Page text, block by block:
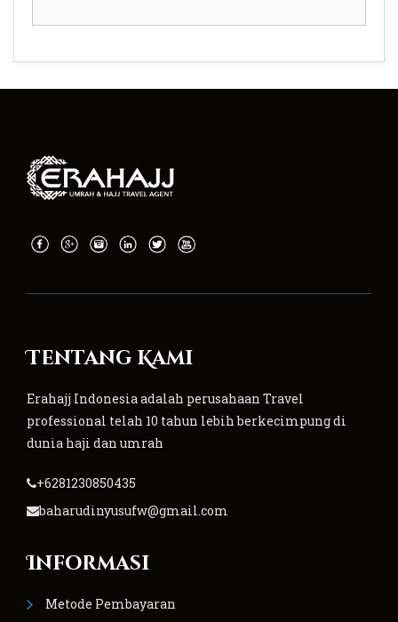
Tentang Kami
Erahajj Indonesia adalah perusahaan Travel
professional telah 10 tahun lebih berkecimpung di
dunia haji dan umrah
+6281230850435
baharudinyusufw@gmail.com
Informasi
Metode Pembayaran